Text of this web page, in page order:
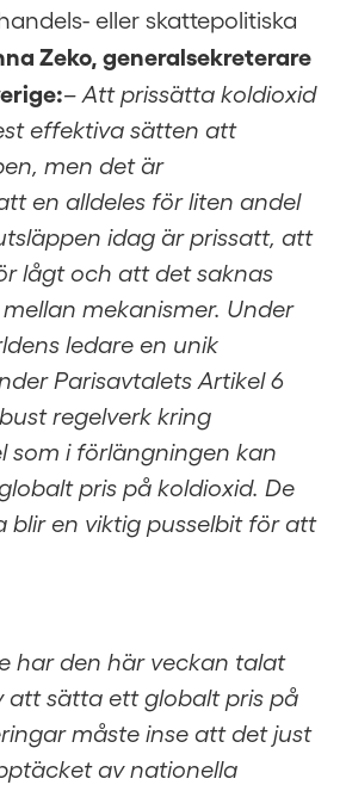
eller skattepolitiska
Zeko, generalsekreterare
– Att prissätta koldioxid
effektiva sätten att
men det är
en alldeles för liten andel
idag är prissatt, att
lågt och att det saknas
mekanismer. Under
ledare en unik
Parisavtalets Artikel 6
regelverk kring
som i förlängningen kan
pris på koldioxid. De
blir en viktig pusselbit för att
har den här veckan talat
att sätta ett globalt pris på
måste inse att det just
av nationella